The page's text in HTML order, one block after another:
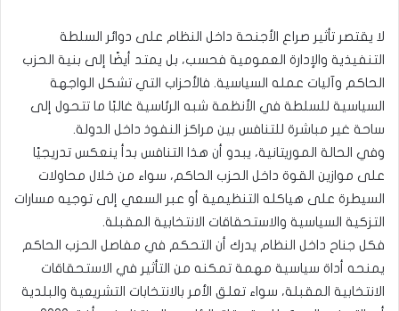
لا يقتصر تأثير صراع الأجنحة داخل النظام على دوائر السلطة
التنفيذية والإدارة العمومية فحسب، بل يمتد أيضًا إلى بنية الحزب
الحاكم وآليات عمله السياسية. فالأحزاب التي تشكل الواجهة
السياسية للسلطة في الأنظمة شبه الرئاسية غالبًا ما تتحول إلى
ساحة غير مباشرة للتنافس بين مراكز النفوذ داخل الدولة.
وفي الحالة الموريتانية، يبدو أن هذا التنافس بدأ ينعكس تدريجيًا
على موازين القوة داخل الحزب الحاكم، سواء من خلال محاولات
السيطرة على هياكله التنظيمية أو عبر السعي إلى توجيه مسارات
التزكية السياسية والاستحقاقات الانتخابية المقبلة.
فكل جناح داخل النظام يدرك أن التحكم في مفاصل الحزب الحاكم
يمنحه أداة سياسية مهمة تمكنه من التأثير في الاستحقاقات
الانتخابية المقبلة، سواء تعلق الأمر بالانتخابات التشريعية والبلدية